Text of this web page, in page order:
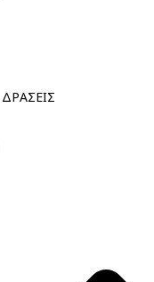
ΔΡΑΣΕΙΣ